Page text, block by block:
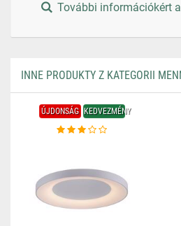
További információkért
INNE PRODUKTY Z KATEGORII
ÚJDONSÁG KEDVEZMÉNY